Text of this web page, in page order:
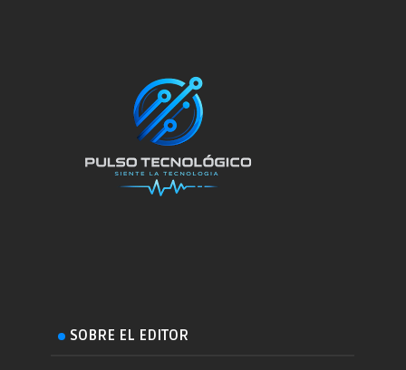
SOBRE EL EDITOR